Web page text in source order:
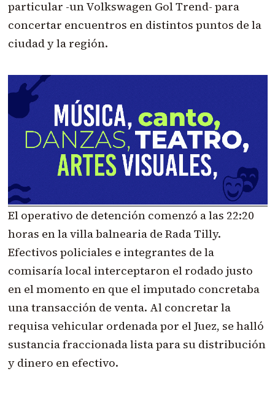
particular -un Volkswagen Gol Trend- para
concertar encuentros en distintos puntos de la
ciudad y la región.
El operativo de detención comenzó a las 22:20
horas en la villa balnearia de Rada Tilly.
Efectivos policiales e integrantes de la
comisaría local interceptaron el rodado justo
en el momento en que el imputado concretaba
una transacción de venta. Al concretar la
requisa vehicular ordenada por el Juez, se halló
sustancia fraccionada lista para su distribución
y dinero en efectivo.